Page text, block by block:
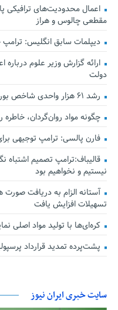
اعمال محدودیت‌های ترافیکی
مقطعی چالوس و هراز
دیپلمات سابق انگلیس:‌
ارائه گزارش وزیر علوم
دولت
رشد ۶۱ هزار واحدی شاخص بورس
چگونه مواد روان‌گردان،
فارن پالسی: ترامپ توجیهی
قالیباف:ترامپ تصمیم اشتباه
نیستیم و نخواهیم بود
تسهیلات افزایش یافت
کره‌ای‌ها با تولید مواد اصلی
پشت‌پرده تمدید قرارداد
سایت خبری ایران نیوز